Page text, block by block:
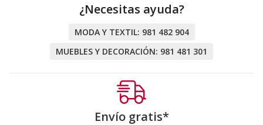
¿Necesitas ayuda?
MODA Y TEXTIL: 981 482 904
MUEBLES Y DECORACIÓN: 981 481 301
Envío gratis*